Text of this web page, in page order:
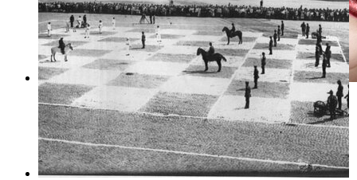
Фото: Пресс-служба музея "Эрарта"